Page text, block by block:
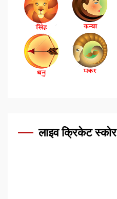
लाइव क्रिकेट स्कोर